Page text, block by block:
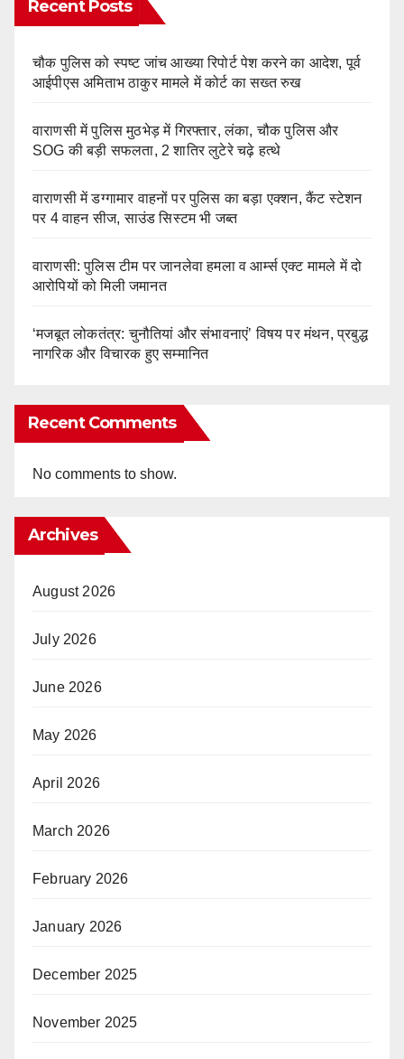
Recent Posts
चौक पुलिस को स्पष्ट जांच आख्या रिपोर्ट पेश करने का आदेश, पूर्व
आईपीएस अमिताभ ठाकुर मामले में कोर्ट का सख्त रुख
वाराणसी में पुलिस मुठभेड़ में गिरफ्तार, लंका, चौक पुलिस और
SOG की बड़ी सफलता, 2 शातिर लुटेरे चढ़े हत्थे
वाराणसी में डग्गामार वाहनों पर पुलिस का बड़ा एक्शन, कैंट स्टेशन
पर 4 वाहन सीज, साउंड सिस्टम भी जब्त
वाराणसी: पुलिस टीम पर जानलेवा हमला व आर्म्स एक्ट मामले में दो
आरोपियों को मिली जमानत
‘मजबूत लोकतंत्र: चुनौतियां और संभावनाएं’ विषय पर मंथन, प्रबुद्ध
नागरिक और विचारक हुए सम्मानित
Recent Comments
No comments to show.
Archives
August 2026
July 2026
June 2026
May 2026
April 2026
March 2026
February 2026
January 2026
December 2025
November 2025